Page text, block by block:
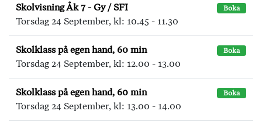
Skolvisning Åk 7 - Gy / SFI Boka
Torsdag 24 September, kl: 10.45 - 11.30
Skolklass på egen hand, 60 min Boka
Torsdag 24 September, kl: 12.00 - 13.00
Skolklass på egen hand, 60 min Boka
Torsdag 24 September, kl: 13.00 - 14.00